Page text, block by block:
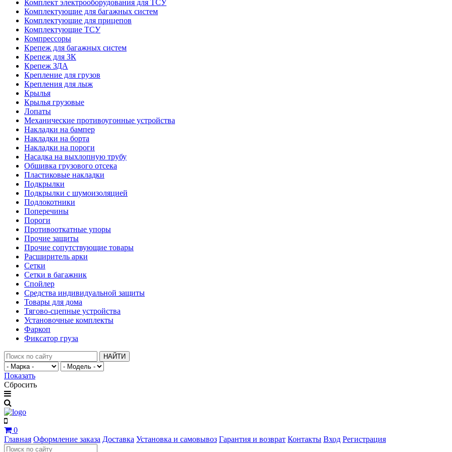
Комплект электрооборудования для ТСУ
Комплектующие для багажных систем
Комплектующие для прицепов
Комплектующие ТСУ
Компрессоры
Крепеж для багажных систем
Крепеж для ЗК
Крепеж ЗДА
Крепление для грузов
Крепления для лыж
Крылья
Крылья грузовые
Лопаты
Механические противоугонные устройства
Накладки на бампер
Накладки на борта
Накладки на пороги
Насадка на выхлопную трубу
Обшивка грузового отсека
Пластиковые накладки
Подкрылки
Подкрылки с шумоизоляцией
Подлокотники
Поперечины
Пороги
Противооткатные упоры
Прочие защиты
Прочие сопутствующие товары
Расширитель арки
Сетки
Сетки в багажник
Спойлер
Средства индивидуальной защиты
Товары для дома
Тягово-сцепные устройства
Установочные комплекты
Фаркоп
Фиксатор груза
НАЙТИ
Показать
Сбросить
0
Главная Оформление заказа Доставка Установка и самовывоз Гарантия и возврат Контакты Вход Регистрация